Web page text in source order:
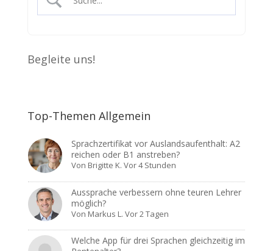
Begleite uns!
Top-Themen Allgemein
Sprachzertifikat vor Auslandsaufenthalt: A2
reichen oder B1 anstreben?
Von Brigitte K. Vor 4 Stunden
Aussprache verbessern ohne teuren Lehrer
möglich?
Von Markus L. Vor 2 Tagen
Welche App für drei Sprachen gleichzeitig im